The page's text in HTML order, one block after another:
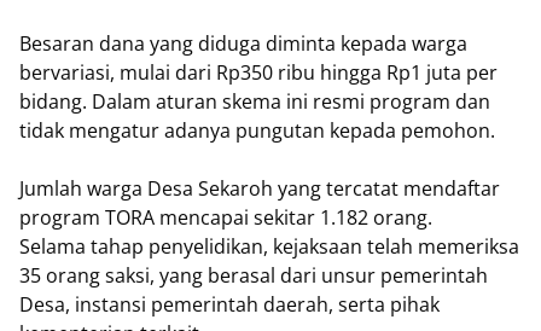
Besaran dana yang diduga diminta kepada warga
bervariasi, mulai dari Rp350 ribu hingga Rp1 juta per
bidang. Dalam aturan skema ini resmi program dan
tidak mengatur adanya pungutan kepada pemohon.
Jumlah warga Desa Sekaroh yang tercatat mendaftar
program TORA mencapai sekitar 1.182 orang.
Selama tahap penyelidikan, kejaksaan telah memeriksa
35 orang saksi, yang berasal dari unsur pemerintah
Desa, instansi pemerintah daerah, serta pihak